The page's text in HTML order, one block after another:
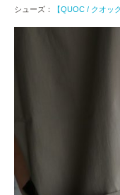
シューズ： 【QUOC / クオッ